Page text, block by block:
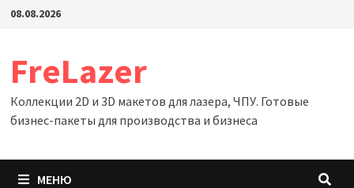
Перейти
08.08.2026
FreLazer
Коллекции 2D и 3D макетов для лазера, ЧПУ. Готовые
бизнес-пакеты для производства и бизнеса
МЕНЮ